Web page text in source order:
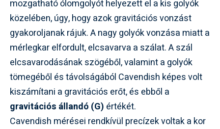
mozgatható ólomgolyót helyezett el a kis golyók
közelében, úgy, hogy azok gravitációs vonzást
gyakoroljanak rájuk. A nagy golyók vonzása miatt a
mérlegkar elfordult, elcsavarva a szálat. A szál
elcsavarodásának szögéből, valamint a golyók
tömegéből és távolságából Cavendish képes volt
kiszámítani a gravitációs erőt, és ebből a
gravitációs állandó (G) értékét.
Cavendish mérései rendkívül precízek voltak a kor